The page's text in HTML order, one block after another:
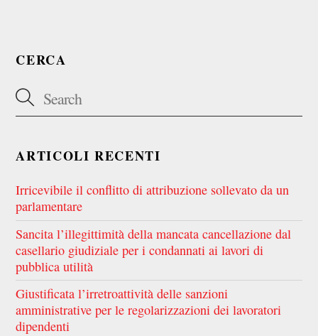
CERCA
ARTICOLI RECENTI
Irricevibile il conflitto di attribuzione sollevato da un
parlamentare
Sancita l’illegittimità della mancata cancellazione dal
casellario giudiziale per i condannati ai lavori di
pubblica utilità
Giustificata l’irretroattività delle sanzioni
amministrative per le regolarizzazioni dei lavoratori
dipendenti